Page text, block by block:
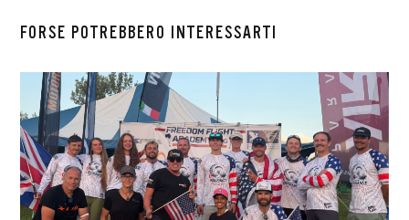
FORSE POTREBBERO INTERESSARTI